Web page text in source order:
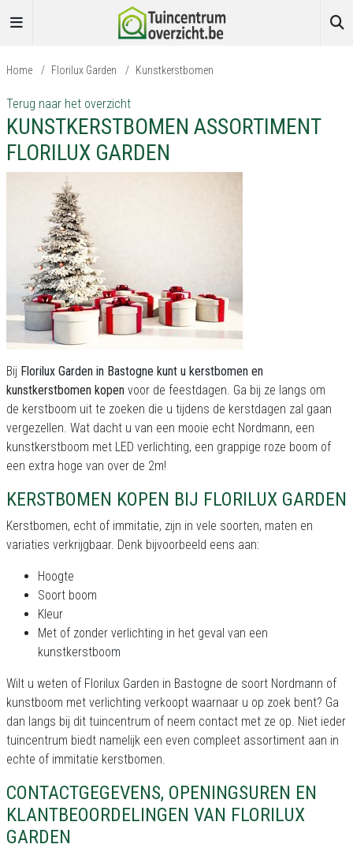
Home / Florilux Garden / Kunstkerstbomen
Terug naar het overzicht
KUNSTKERSTBOMEN ASSORTIMENT
FLORILUX GARDEN
Bij Florilux Garden in Bastogne kunt u kerstbomen en
kunstkerstbomen kopen voor de feestdagen. Ga bij ze langs om
de kerstboom uit te zoeken die u tijdens de kerstdagen zal gaan
vergezellen. Wat dacht u van een mooie echt Nordmann, een
kunstkerstboom met LED verlichting, een grappige roze boom of
een extra hoge van over de 2m!
KERSTBOMEN KOPEN BIJ FLORILUX GARDEN
Kerstbomen, echt of immitatie, zijn in vele soorten, maten en
variaties verkrijgbaar. Denk bijvoorbeeld eens aan:
Hoogte
Soort boom
Kleur
Met of zonder verlichting in het geval van een
kunstkerstboom
Wilt u weten of Florilux Garden in Bastogne de soort Nordmann of
kunstboom met verlichting verkoopt waarnaar u op zoek bent? Ga
dan langs bij dit tuincentrum of neem contact met ze op. Niet ieder
tuincentrum biedt namelijk een even compleet assortiment aan in
echte of immitatie kerstbomen.
CONTACTGEGEVENS, OPENINGSUREN EN
KLANTBEOORDELINGEN VAN FLORILUX
GARDEN